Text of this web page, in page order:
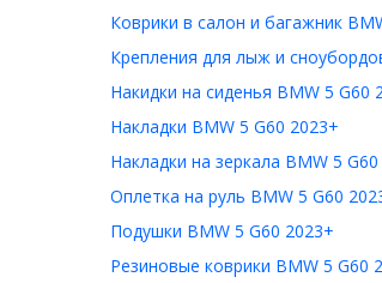
Коврики в салон и багажник
Крепления для лыж и
Накидки на сиденья BMW 5 G60
Накладки BMW 5 G60 2023+
Накладки на зеркала BMW 5
Оплетка на руль BMW 5 G60
Подушки BMW 5 G60 2023+
Резиновые коврики BMW 5 G60